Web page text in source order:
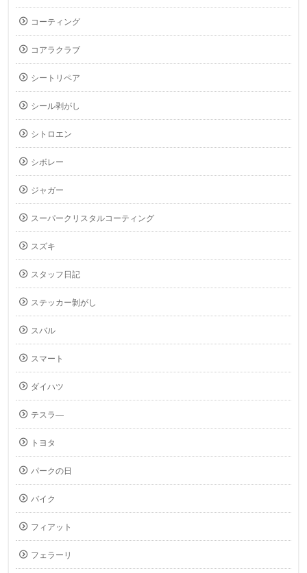
コーティング
コアラクラブ
シートリペア
シール剥がし
シトロエン
シボレー
ジャガー
スーパークリスタルコーティング
スズキ
スタッフ日記
ステッカー剝がし
スバル
スマート
ダイハツ
テスラ―
トヨタ
パークの日
バイク
フィアット
フェラーリ